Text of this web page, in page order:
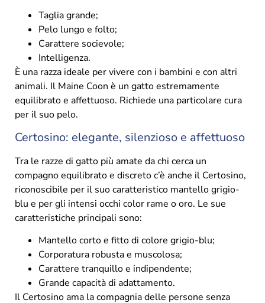
Taglia grande;
Pelo lungo e folto;
Carattere socievole;
Intelligenza.
È una razza ideale per vivere con i bambini e con altri
animali. Il Maine Coon è un gatto estremamente
equilibrato e affettuoso. Richiede una particolare cura
per il suo pelo.
Certosino: elegante, silenzioso e affettuoso
Tra le razze di gatto più amate da chi cerca un
compagno equilibrato e discreto c’è anche il Certosino,
riconoscibile per il suo caratteristico mantello grigio-
blu e per gli intensi occhi color rame o oro. Le sue
caratteristiche principali sono:
Mantello corto e fitto di colore grigio-blu;
Corporatura robusta e muscolosa;
Carattere tranquillo e indipendente;
Grande capacità di adattamento.
Il Certosino ama la compagnia delle persone senza